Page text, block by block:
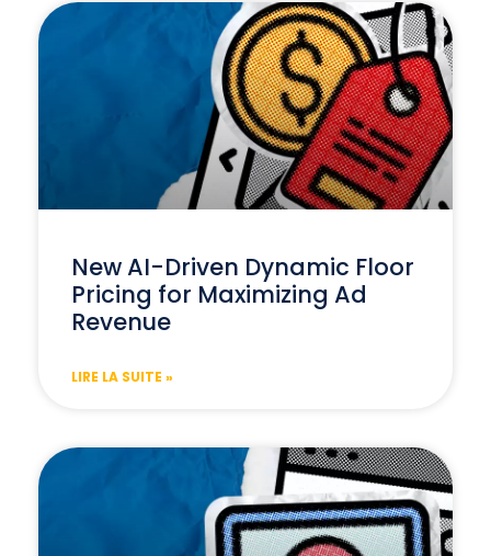
New AI-Driven Dynamic Floor
Pricing for Maximizing Ad
Revenue
LIRE LA SUITE »